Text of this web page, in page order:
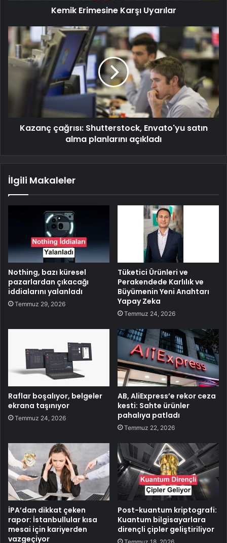
Kemik Erimesine Karşı Uyarılar
Kazanç çağrısı: Shutterstock, Envato'yu satın
alma planlarını açıkladı
İlgili Makaleler
Nothing, bazı küresel
pazarlardan çıkacağı
iddialarını yalanladı
Temmuz 29, 2026
Tüketici Ürünleri ve
Perakendede Karlılık ve
Büyümenin Yeni Anahtarı
Yapay Zeka
Temmuz 24, 2026
Raflar boşalıyor, belgeler
ekrana taşınıyor
Temmuz 24, 2026
AB, AliExpress’e rekor ceza
kesti: Sahte ürünler
pahalıya patladı
Temmuz 22, 2026
İPA’dan dikkat çeken
rapor: İstanbullular kısa
mesai için kariyerden
vazgeçiyor
Post-kuantum kriptografi:
Kuantum bilgisayarlara
dirençli çipler geliştiriliyor